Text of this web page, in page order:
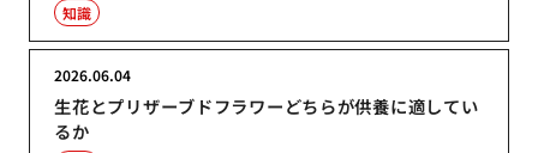
知識
生花とプリザーブドフラワーどちらが供養に適してい
るか
2026.06.04